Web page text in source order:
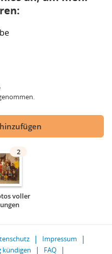
2
voller
Impressum
kündigen FAQ